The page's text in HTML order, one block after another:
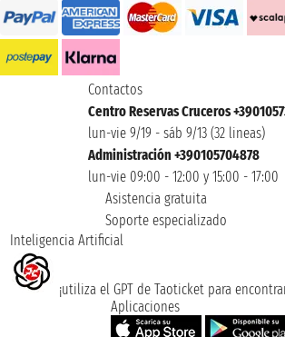
Contactos
Centro Reservas Cruceros
lun-vie 9/19 - sáb 9/13 (32 lineas)
Administración +390105704878
lun-vie 09:00 - 12:00 y 15:00 - 17:00
Asistencia gratuita
Soporte especializado
Inteligencia Artificial
¡utiliza el GPT de Taoticket para
Aplicaciones